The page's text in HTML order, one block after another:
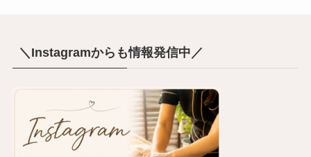
＼Instagramからも情報発信中／